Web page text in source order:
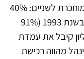
התמורה שהתקבלה עבור הקרקע המוחכרת לשניים: 40%
קרקע וותיקה ו 51% קרקע שנרכשה בשנת 1993 (91%
קיבל את עמדת
מהווה רכישת